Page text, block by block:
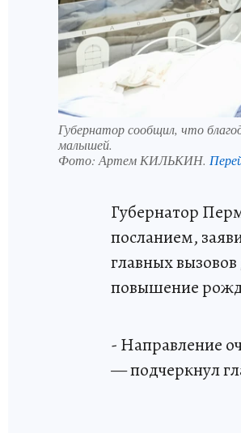
Губернатор сообщил, что
малышей.
Фото: Артем КИЛЬКИН.
Губернатор
посланием,
главных
повышение
- Направление
— подчеркнул